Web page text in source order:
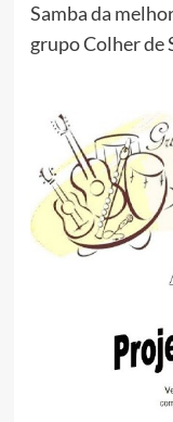
Samba da
grupo Colher de